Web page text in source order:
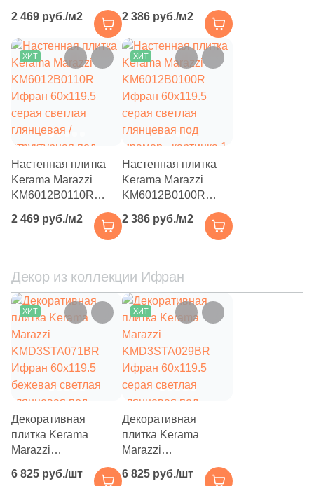
33.3x46 ( 2)
34x34 (4)
36x32 (3)
36x36 (4)
40.2x30 (2)
40.2х33 (2 )
45x33 (1)
59x33 (4)
60x30 (6)
62.6x31.7 (1)
80x33 (
90x33 (14)
120x33 (79)
160x33 (42)
бежевая светлая
глянцевая /
структурная под
мрамор
2 469 руб./м2
бежевая светлая
глянцевая под
мрамор
2 386 руб./м2
ХИТ
Настенная плитка
Kerama Marazzi
KM6012B0110R
серая светлая
мрамор
2 469 руб./м2
ХИТ
Настенная плитка
Kerama Marazzi
KM6012B0100R
серая светлая
2 386 руб./м2
Декор из коллекции Ифран
ХИТ
Декоративная
плитка Kerama
Marazzi
Ифран 60x119.5
6 825 руб./шт
ХИТ
Декоративная
плитка Kerama
Marazzi
Ифран 60x119.5
6 825 руб./шт